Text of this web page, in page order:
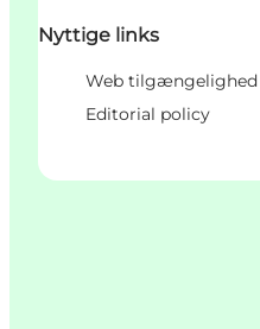
Nyttige links
Web tilgængelighed
Editorial policy